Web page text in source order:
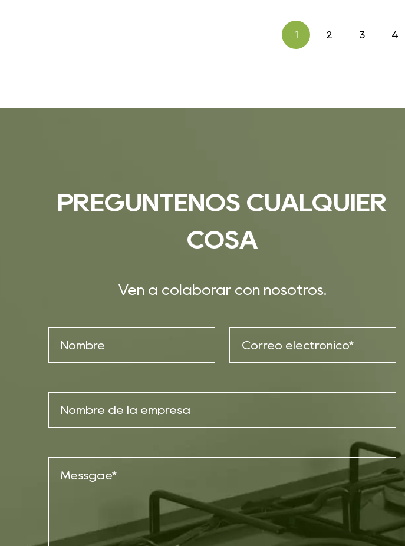
1 2 3 4
PREGÚNTENOS CUALQUIER
COSA
Ven a colaborar con nosotros.